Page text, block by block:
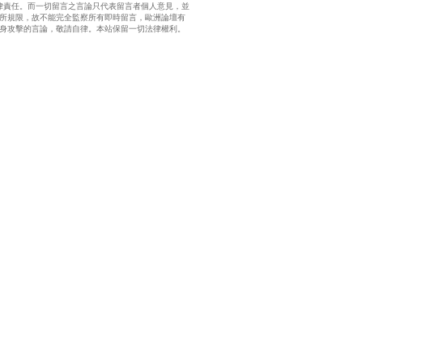
任。而一切留言之言論只代表留言者個人意見，並
規限，故不能完全監察所有即時留言，歐洲論壇有
擊的言論，敬請自律。本站保留一切法律權利。